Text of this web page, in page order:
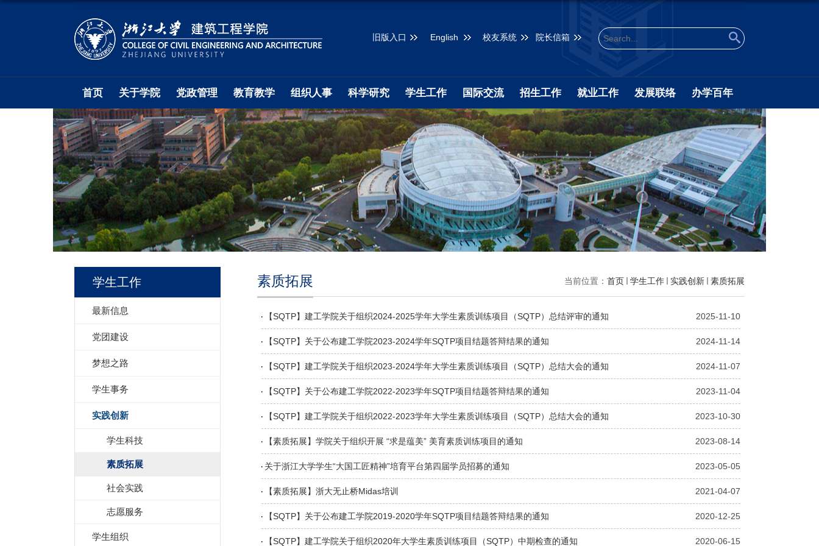
旧版入口 English 校友系统 院长信箱
首页 关于学院 党政管理 教育教学 组织人事 科学研究 学生工作 国际交流 招生工作 就业工作 发展联络 办学百年
学生工作
最新信息
党团建设
梦想之路
学生事务
实践创新
学生科技
素质拓展
社会实践
志愿服务
学生组织
当前位置： 首页 学生工作 实践创新 素质拓展
素质拓展
【SQTP】建工学院关于组织2024-2025学年大学生素质训练项目（SQTP）总结评审的通知 2025-11-10
【SQTP】关于公布建工学院2023-2024学年SQTP项目结题答辩结果的通知 2024-11-14
【SQTP】建工学院关于组织2023-2024学年大学生素质训练项目（SQTP）总结大会的通知 2024-11-07
【SQTP】关于公布建工学院2022-2023学年SQTP项目结题答辩结果的通知 2023-11-04
【SQTP】建工学院关于组织2022-2023学年大学生素质训练项目（SQTP）总结大会的通知 2023-10-30
【素质拓展】学院关于组织开展 “求是蕴美” 美育素质训练项目的通知 2023-08-14
关于浙江大学学生“大国工匠精神”培育平台第四届学员招募的通知 2023-05-05
【素质拓展】浙大无止桥Midas培训 2021-04-07
【SQTP】关于公布建工学院2019-2020学年SQTP项目结题答辩结果的通知 2020-12-25
【SQTP】建工学院关于组织2020年大学生素质训练项目（SQTP）中期检查的通知 2020-06-15